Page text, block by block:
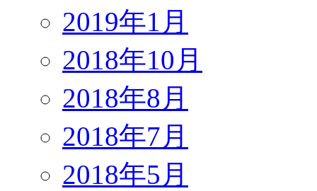
2019年1月
2018年10月
2018年8月
2018年7月
2018年5月